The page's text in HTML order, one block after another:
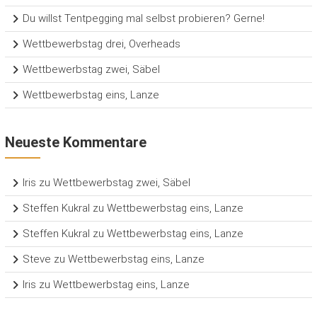
Du willst Tentpegging mal selbst probieren? Gerne!
Wettbewerbstag drei, Overheads
Wettbewerbstag zwei, Säbel
Wettbewerbstag eins, Lanze
Neueste Kommentare
Iris zu Wettbewerbstag zwei, Säbel
Steffen Kukral zu Wettbewerbstag eins, Lanze
Steffen Kukral zu Wettbewerbstag eins, Lanze
Steve zu Wettbewerbstag eins, Lanze
Iris zu Wettbewerbstag eins, Lanze